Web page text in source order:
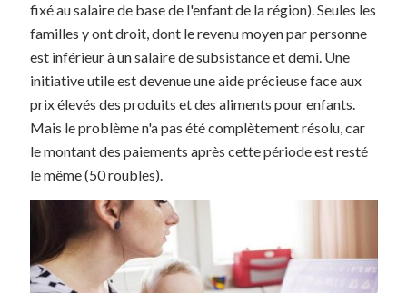
fixé au salaire de base de l'enfant de la région). Seules les
familles y ont droit, dont le revenu moyen par personne
est inférieur à un salaire de subsistance et demi. Une
initiative utile est devenue une aide précieuse face aux
prix élevés des produits et des aliments pour enfants.
Mais le problème n'a pas été complètement résolu, car
le montant des paiements après cette période est resté
le même (50 roubles).